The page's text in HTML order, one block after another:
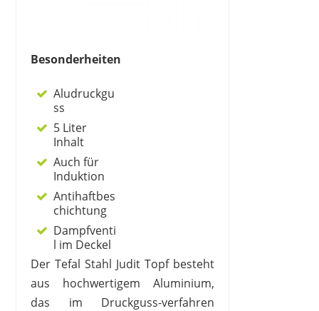
Besonderheiten
Aludruckgu
ss
5 Liter
Inhalt
Auch für
Induktion
Antihaftbes
chichtung
Dampfventi
l im Deckel
Der Tefal Stahl Judit Topf besteht
aus hochwertigem Aluminium,
das im Druckguss-verfahren